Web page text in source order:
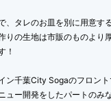
、タレのお皿を別に用意す
りの生地は市販のものより
！
ン千葉City Sogaのフロン
ュー開発をしたパートのみ